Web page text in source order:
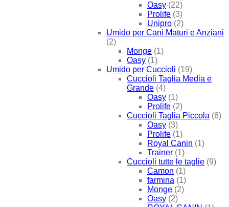
Oasy (22)
Prolife (3)
Unipro (2)
Umido per Cani Maturi e Anziani
(2)
Monge (1)
Oasy (1)
Umido per Cuccioli (19)
Cuccioli Taglia Media e
Grande (4)
Oasy (1)
Prolife (2)
Cuccioli Taglia Piccola (6)
Oasy (3)
Prolife (1)
Royal Canin (1)
Trainer (1)
Cuccioli tutte le taglie (9)
Camon (1)
farmina (1)
Monge (2)
Oasy (2)